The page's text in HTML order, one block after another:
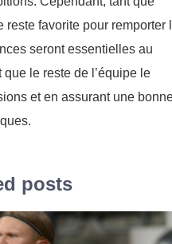
reste favorite pour remporter
seront essentielles au
le reste de l’équipe le
et en assurant une
posts